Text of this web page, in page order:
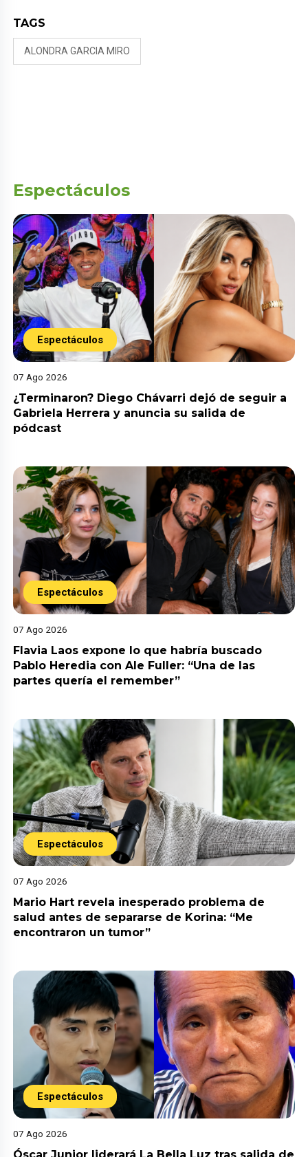
TAGS
ALONDRA GARCIA MIRO
Espectáculos
Espectáculos
07 Ago 2026
¿Terminaron? Diego Chávarri dejó de seguir a
Gabriela Herrera y anuncia su salida de
pódcast
Espectáculos
07 Ago 2026
Flavia Laos expone lo que habría buscado
Pablo Heredia con Ale Fuller: “Una de las
partes quería el remember”
Espectáculos
07 Ago 2026
Mario Hart revela inesperado problema de
salud antes de separarse de Korina: “Me
encontraron un tumor”
Espectáculos
07 Ago 2026